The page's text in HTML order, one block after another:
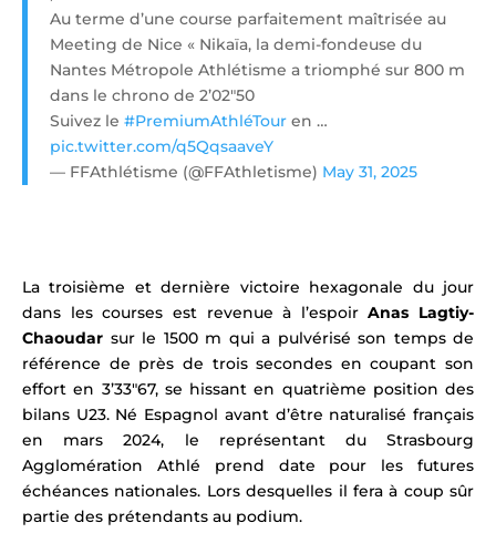
Au terme d’une course parfaitement maîtrisée au
Meeting de Nice « Nikaïa, la demi-fondeuse du
Nantes Métropole Athlétisme a triomphé sur 800 m
dans le chrono de 2’02″50
Suivez le #PremiumAthléTour en …
pic.twitter.com/q5QqsaaveY
— FFAthlétisme (@FFAthletisme) May 31, 2025
La troisième et dernière victoire hexagonale du jour
dans les courses est revenue à l’espoirAnas Lagtiy-
Chaoudar sur le 1500 m qui a pulvérisé son temps de
référence de près de trois secondes en coupant son
effort en 3’33″67, se hissant en quatrième position des
bilans U23. Né Espagnol avant d’être naturalisé français
en mars 2024, le représentant du Strasbourg
Agglomération Athlé prend date pour les futures
échéances nationales. Lors desquelles il fera à coup sûr
partie des prétendants au podium.